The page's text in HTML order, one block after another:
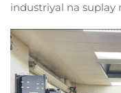
industriyal na
maaasahan, smart
ang iyong libreng